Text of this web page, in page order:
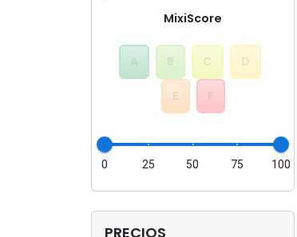
MixiScore
B C D
E F
0 25 50 75 100
PRECIOS